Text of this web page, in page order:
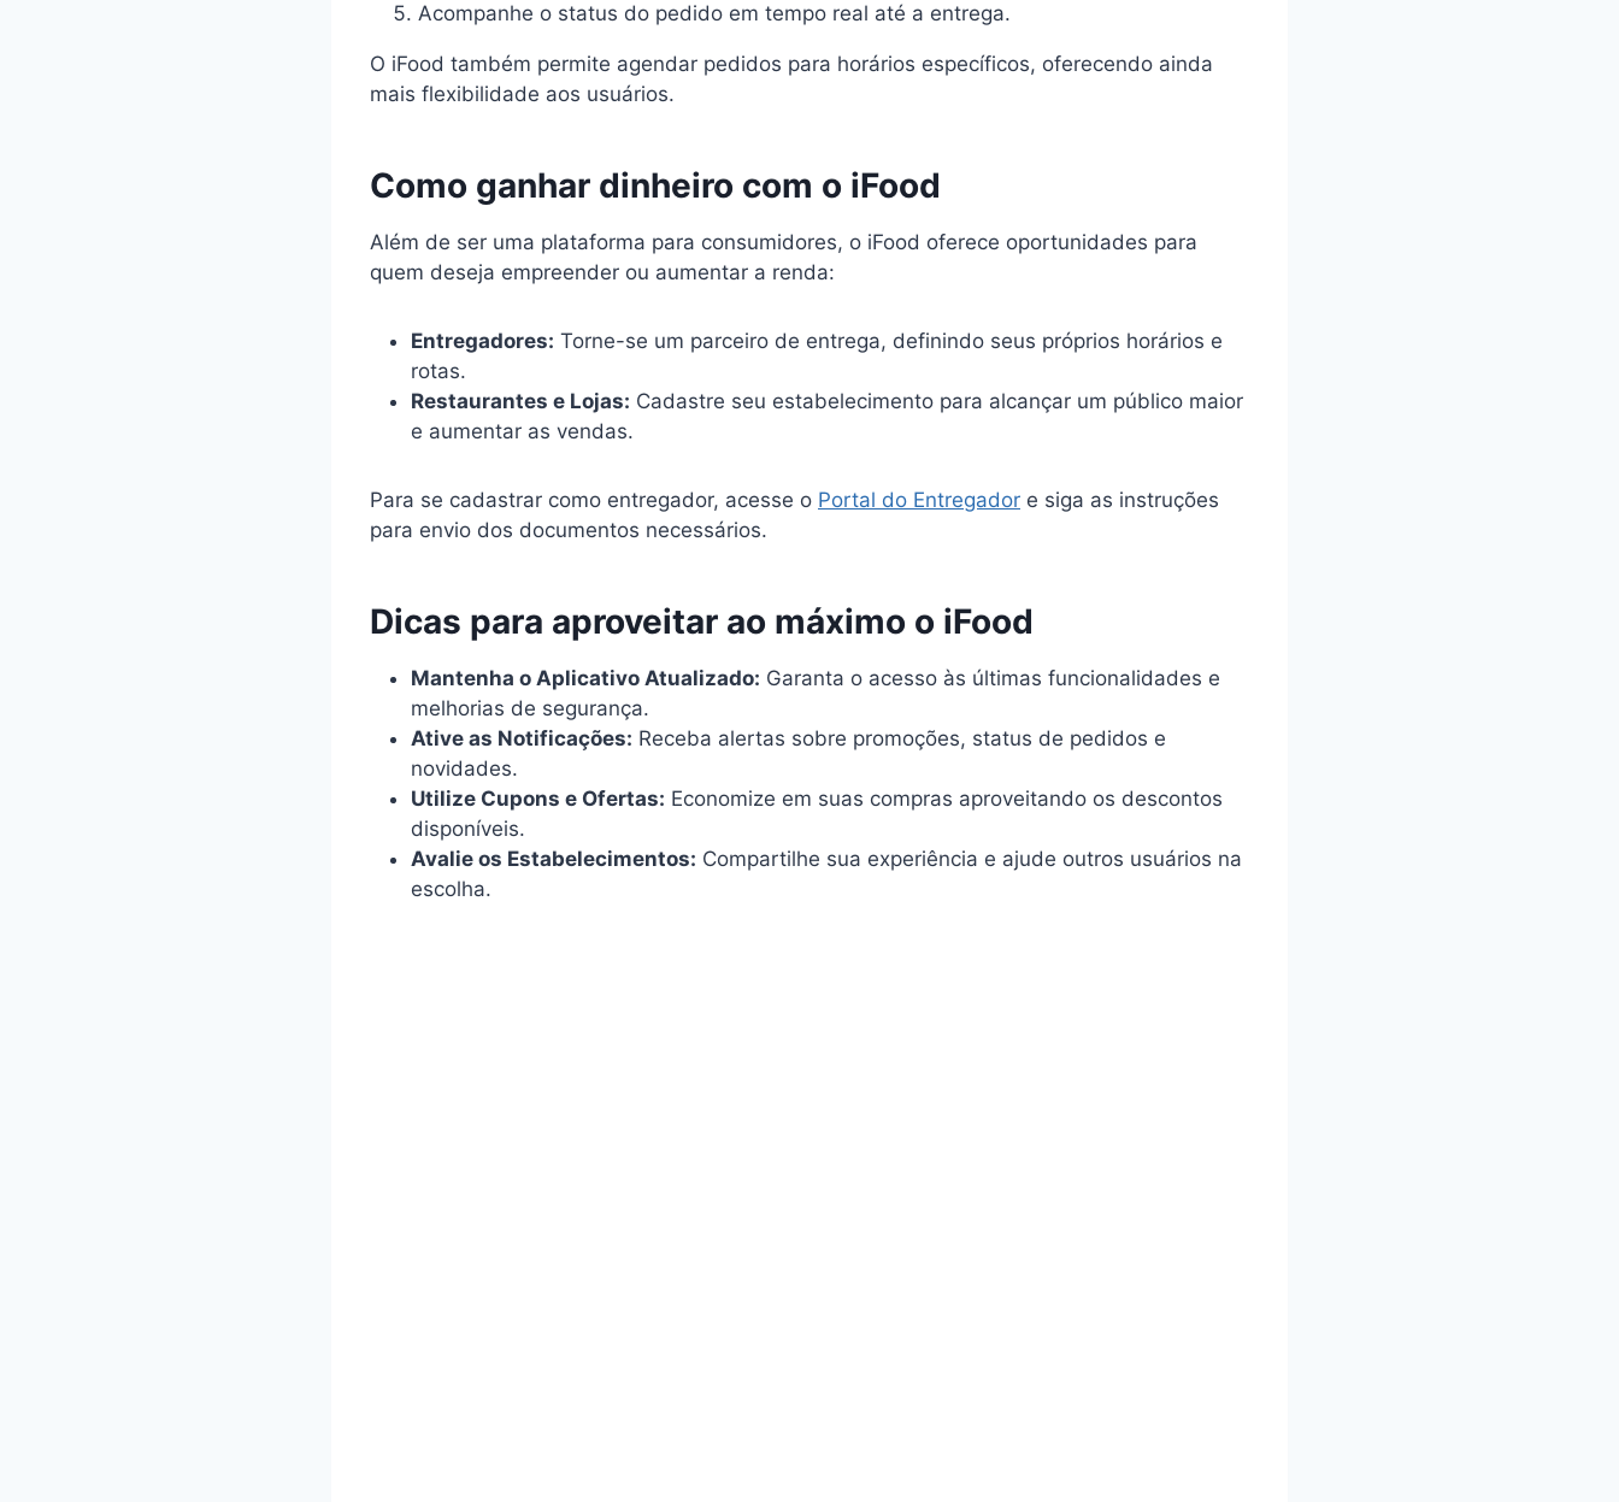
Acompanhe o status do pedido em tempo real até a entrega.
O iFood também permite agendar pedidos para horários específicos, oferecendo ainda
mais flexibilidade aos usuários.
Como ganhar dinheiro com o iFood
Além de ser uma plataforma para consumidores, o iFood oferece oportunidades para
quem deseja empreender ou aumentar a renda:
Entregadores: Torne-se um parceiro de entrega, definindo seus próprios horários e
rotas.
Restaurantes e Lojas: Cadastre seu estabelecimento para alcançar um público maior
e aumentar as vendas.
Para se cadastrar como entregador, acesse o Portal do Entregador e siga as instruções
para envio dos documentos necessários.
Dicas para aproveitar ao máximo o iFood
Mantenha o Aplicativo Atualizado: Garanta o acesso às últimas funcionalidades e
melhorias de segurança.
Ative as Notificações: Receba alertas sobre promoções, status de pedidos e
novidades.
Utilize Cupons e Ofertas: Economize em suas compras aproveitando os descontos
disponíveis.
Avalie os Estabelecimentos: Compartilhe sua experiência e ajude outros usuários na
escolha.